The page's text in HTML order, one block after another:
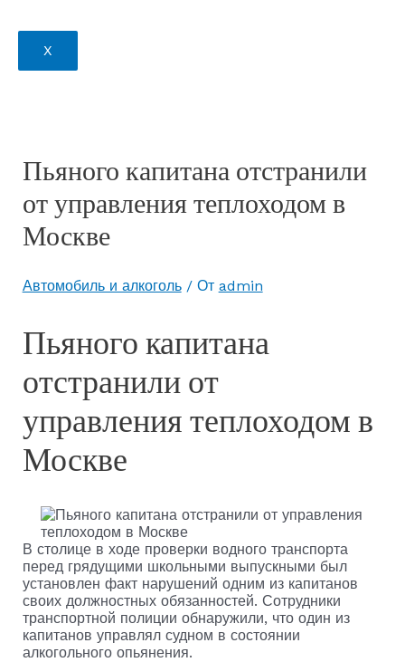
X
Пьяного капитана отстранили
от управления теплоходом в
Москве
Автомобиль и алкоголь/ От admin
Пьяного капитана
отстранили от
управления теплоходом в
Москве
В столице в ходе проверки водного транспорта
перед грядущими школьными выпускными был
установлен факт нарушений одним из капитанов
своих должностных обязанностей. Сотрудники
транспортной полиции обнаружили, что один из
капитанов управлял судном в состоянии
алкогольного опьянения.